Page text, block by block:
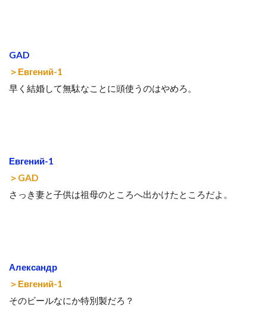
GAD
＞Евгений-1
早く結婚して無駄なことに頭使うのはやめろ。
Евгений-1
＞GAD
さっき妻と子供は祖母のところへ出かけたところだよ。
Александр
＞Евгений-1
そのビールなにか特別製だろ？